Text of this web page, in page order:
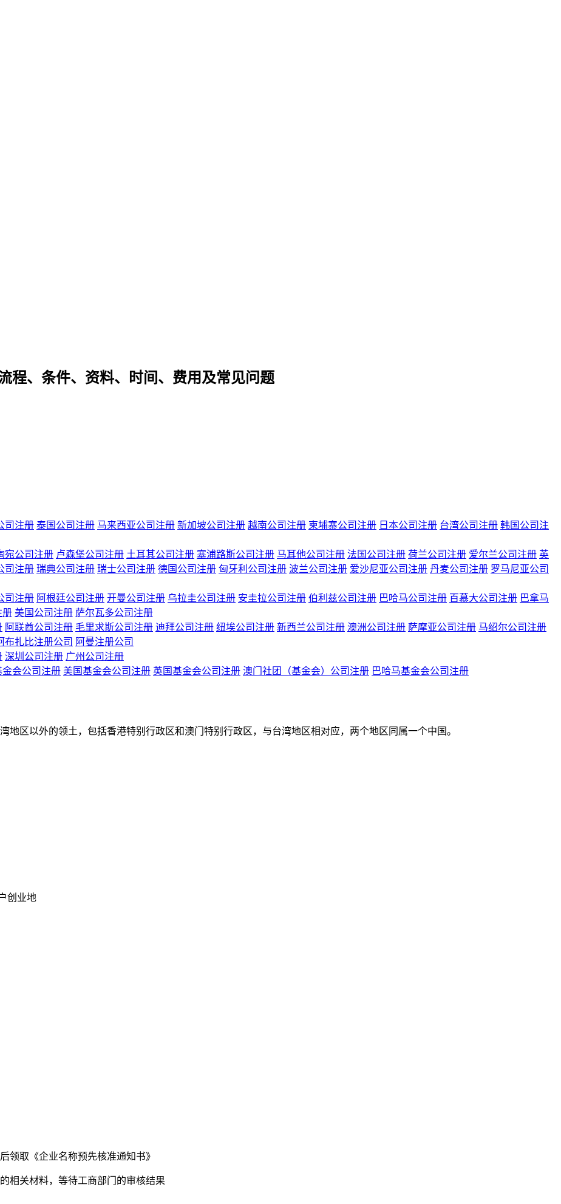
程、条件、资料、时间、费用及常见问题
司注册 泰国公司注册 马来西亚公司注册 新加坡公司注册 越南公司注册 柬埔寨公司注册 日本公司注册 台湾公司注册 韩国公司注
宛公司注册 卢森堡公司注册 土耳其公司注册 塞浦路斯公司注册 马耳他公司注册 法国公司注册 荷兰公司注册 爱尔兰公司注册 英
司注册 瑞典公司注册 瑞士公司注册 德国公司注册 匈牙利公司注册 波兰公司注册 爱沙尼亚公司注册 丹麦公司注册 罗马尼亚公司
司注册 阿根廷公司注册 开曼公司注册 乌拉圭公司注册 安圭拉公司注册 伯利兹公司注册 巴哈马公司注册 百慕大公司注册 巴拿马
册 美国公司注册 萨尔瓦多公司注册
阿联酋公司注册 毛里求斯公司注册 迪拜公司注册 纽埃公司注册 新西兰公司注册 澳洲公司注册 萨摩亚公司注册 马绍尔公司注册
布扎比注册公司 阿曼注册公司
深圳公司注册 广州公司注册
金会公司注册 美国基金会公司注册 英国基金会公司注册 澳门社团（基金会）公司注册 巴哈马基金会公司注册
地区以外的领土，包括香港特别行政区和澳门特别行政区，与台湾地区相对应，两个地区同属一个中国。
创业地
领取《企业名称预先核准通知书》
相关材料，等待工商部门的审核结果